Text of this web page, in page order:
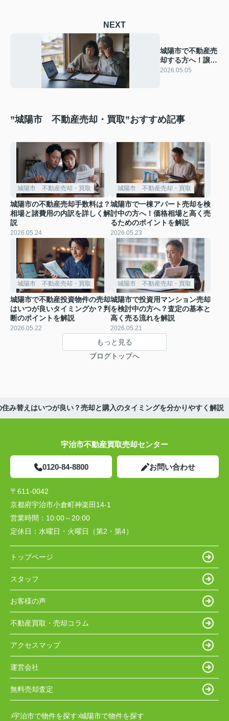
NEXT
城陽市で不動産売
却する方へ！譲渡
所得の税金を基礎
2026.05.05
”城陽市 不動産売却・買取”おすすめ記事
城陽市 不動産売却・買取
城陽市の不動産売却手数料は？
相場と諸費用の内訳を詳しく解
説
2026.05.24
城陽市 不動産売却・買取
城陽市で一棟アパート売却を検
討中の方へ！価格相場と高く売
るためのポイントを解説
2026.05.23
城陽市 不動産売却・買取
城陽市で不動産投資物件の売却
はいつが良いタイミングか？判
断のポイントを解説
2026.05.22
城陽市 不動産売却・買取
城陽市で投資用マンション売却
を検討中の方へ？査定の基本と
高く売る流れを解説
2026.05.21
もっと見る
ブログトップへ
住み替えはいつが良い？売却と購入のタイミングを分かりやすく解説
宇治市不動産買取売却センター
0120-84-8800 お問い合わせ
〒611-0042
京都府宇治市小倉町神楽田14-1
営業時間： 10:00～20:00
定休日： 水曜日・火曜日（第2・第4）
トップページ
スタッフ
お客様の声
不動産買取・売却コラム
アクセスマップ
運営会社
無料売却査定
宇治市で物件を探す 城陽市で物件を探す